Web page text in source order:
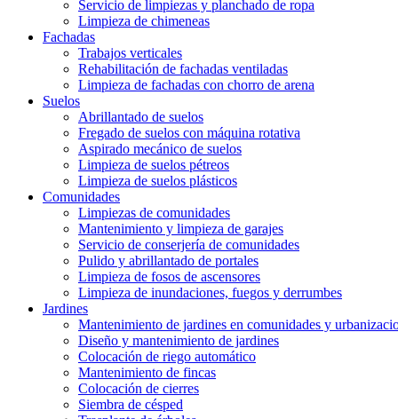
Servicio de limpiezas y planchado de ropa
Limpieza de chimeneas
Fachadas
Trabajos verticales
Rehabilitación de fachadas ventiladas
Limpieza de fachadas con chorro de arena
Suelos
Abrillantado de suelos
Fregado de suelos con máquina rotativa
Aspirado mecánico de suelos
Limpieza de suelos pétreos
Limpieza de suelos plásticos
Comunidades
Limpiezas de comunidades
Mantenimiento y limpieza de garajes
Servicio de conserjería de comunidades
Pulido y abrillantado de portales
Limpieza de fosos de ascensores
Limpieza de inundaciones, fuegos y derrumbes
Jardines
Mantenimiento de jardines en comunidades y
Diseño y mantenimiento de jardines
Colocación de riego automático
Mantenimiento de fincas
Colocación de cierres
Siembra de césped